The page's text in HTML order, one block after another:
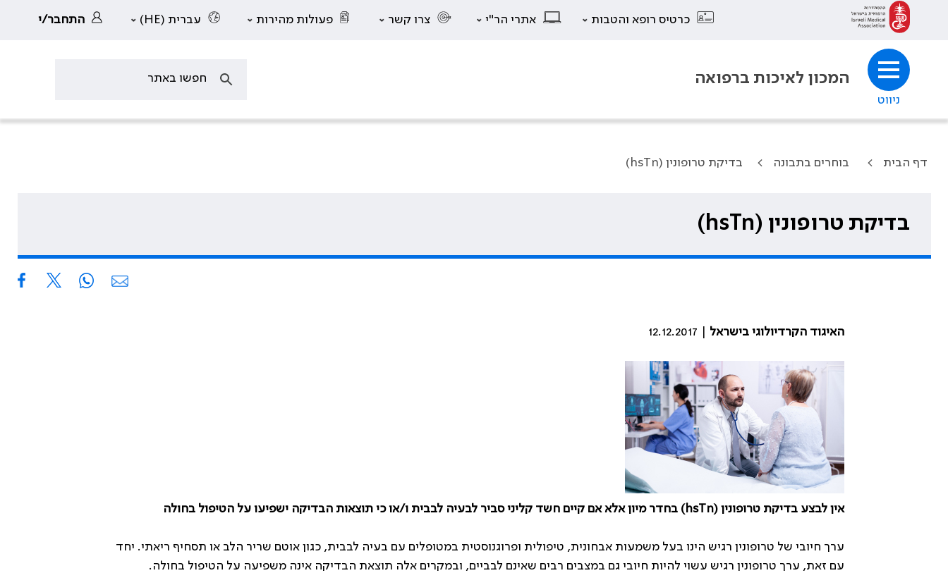
כרטיס רופא והטבות אתרי הר"י צרו קשר פעולות מהירות עברית (HE) התחבר/י
ניווט
המכון לאיכות ברפואה
דף הבית בוחרים בתבונה בדיקת טרופונין (hsTn)
בדיקת טרופונין (hsTn)
האיגוד הקרדיולוגי בישראל
אין לבצע בדיקת טרופונין (hsTn) בחדר מיון אלא אם קיים חשד קליני סביר לבעיה לבבית ו/או כי תוצאות הבדיקה ישפיעו על הטיפול בחולה
ערך חיובי של טרופונין רגיש הינו בעל משמעות אבחונית, טיפולית ופרוגנוסטית במטופלים עם בעיה לבבית, כגון אוטם שריר הלב או תסחיף ריאתי. יחד
עם זאת, ערך טרופונין רגיש עשוי להיות חיובי גם במצבים רבים שאינם לבביים, ובמקרים אלה תוצאת הבדיקה אינה משפיעה על הטיפול בחולה.